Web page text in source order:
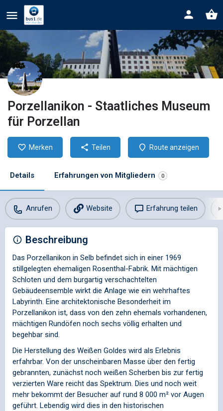
Porzellanikon - Staatliches Museum
für Porzellan
Merken Teilen Route anzeigen
Details Erfahrungen von Mitgliedern 0
Anrufen Website Erfahrung teilen
Beschreibung
Das Porzellanikon in Selb befindet sich in einer 1969
stillgelegten ehemaligen Rosenthal-Fabrik. Mit mächtigen
Schloten und dem burgartig verschachtelten
Gebäudeensemble wirkt die Anlage wie ein wehrhaftes
Labyrinth. Eine architektonische Besonderheit im
Porzellanikon ist, dass von den zehn ehemals vorhandenen,
mächtigen Rundöfen noch sechs völlig erhalten und
begehbar sind.
Die Herstellung des Weißen Goldes wird als Erlebnis
erfahrbar. Von der unscheinbaren Masse über den fertig
gebrannten, zunächst noch weißen Scherben bis zur fertig
verzierten Ware reicht das Spektrum. Dies und noch weit
mehr bekommt der Besucher auf rund 8 000 m² vor Augen
geführt. Lebendig wird dies in den historischen